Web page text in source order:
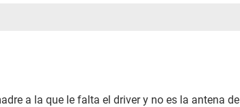
a la que le falta el driver y no es la antena de